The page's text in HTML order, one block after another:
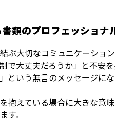
類のプロフェッショナ
ぶ大切なコミュニケーショ
で大丈夫だろうか」と不安
という無言のメッセージに
抱えている場合に大きな意
す。